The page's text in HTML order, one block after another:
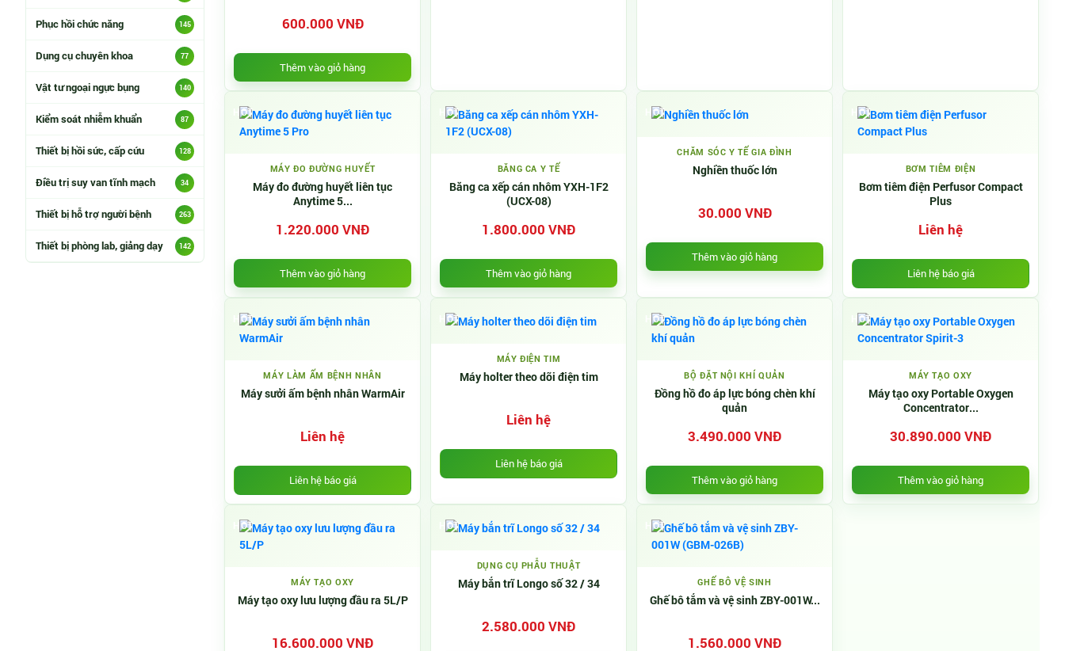
Phục hồi chức năng 145
Dụng cụ chuyên khoa 77
Vật tư ngoại ngực bụng 140
Kiểm soát nhiễm khuẩn 87
Thiết bị hồi sức, cấp cứu 128
Điều trị suy van tĩnh mạch 34
Thiết bị hỗ trợ người bệnh 263
Thiết bị phòng lab, giảng dạy 142
600.000 VNĐ
Thêm vào giỏ hàng
HOT
MÁY ĐO ĐƯỜNG HUYẾT
Máy đo đường huyết liên tục
Anytime 5...
1.220.000 VNĐ
Thêm vào giỏ hàng
HOT
BĂNG CA Y TẾ
Băng ca xếp cán nhôm YXH-1F2
(UCX-08)
1.800.000 VNĐ
Thêm vào giỏ hàng
HOT
CHĂM SÓC Y TẾ GIA ĐÌNH
Nghiền thuốc lớn
30.000 VNĐ
Thêm vào giỏ hàng
HOT
BƠM TIÊM ĐIỆN
Bơm tiêm điện Perfusor Compact
Plus
Liên hệ
Liên hệ báo giá
HOT
MÁY LÀM ẤM BỆNH NHÂN
Máy sưởi ấm bệnh nhân WarmAir
Liên hệ
Liên hệ báo giá
HOT
MÁY ĐIỆN TIM
Máy holter theo dõi điện tim
Liên hệ
Liên hệ báo giá
HOT
BỘ ĐẶT NỘI KHÍ QUẢN
Đồng hồ đo áp lực bóng chèn khí
quản
3.490.000 VNĐ
Thêm vào giỏ hàng
HOT
MÁY TẠO OXY
Máy tạo oxy Portable Oxygen
Concentrator...
30.890.000 VNĐ
Thêm vào giỏ hàng
HOT
MÁY TẠO OXY
Máy tạo oxy lưu lượng đầu ra 5L/P
16.600.000 VNĐ
HOT
DỤNG CỤ PHẪU THUẬT
Máy bắn trĩ Longo số 32 / 34
2.580.000 VNĐ
HOT
GHẾ BÔ VỆ SINH
Ghế bô tắm và vệ sinh ZBY-001W...
1.560.000 VNĐ